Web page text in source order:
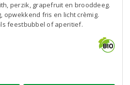
perzik, grapefruit en brooddeeg.
opwekkend fris en licht crèmig.
feestbubbel of aperitief.